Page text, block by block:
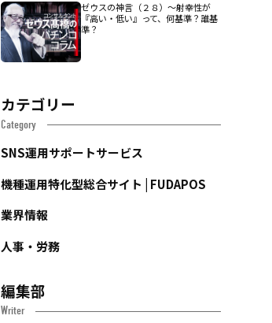
ゼウスの神言（２８）～射幸性が
『高い・低い』って、何基準？誰基
準？
カテゴリー
Category
SNS運用サポートサービス
機種運用特化型総合サイト | FUDAPOS
業界情報
人事・労務
編集部
Writer